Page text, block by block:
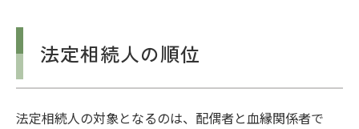
法定相続人の順位
法定相続人の対象となるのは、配偶者と血縁関係者で